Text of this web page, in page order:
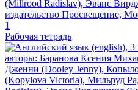
Рабочая тетрадь